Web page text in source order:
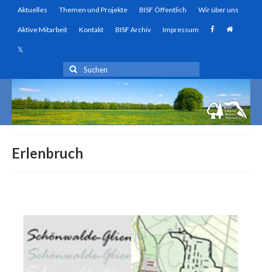
Aktuelles Themen und Projekte BISF Öffentlich Wir über uns
Aktive Mitarbeit Kontakt BISF Archiv Impressum
Suchen
nach:
Erlenbruch